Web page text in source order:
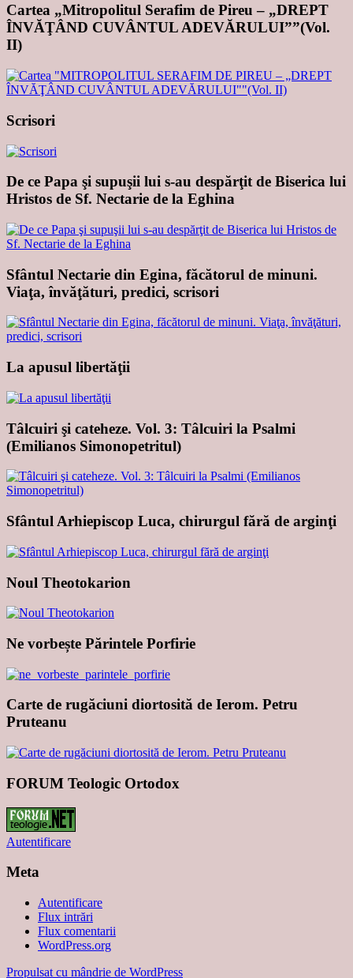
Cartea „Mitropolitul Serafim de Pireu – „DREPT
ÎNVĂŢÂND CUVÂNTUL ADEVĂRULUI””(Vol.
II)
Scrisori
De ce Papa şi supuşii lui s-au despărţit de Biserica lui
Hristos de Sf. Nectarie de la Eghina
Sfântul Nectarie din Egina, făcătorul de minuni.
Viaţa, învăţături, predici, scrisori
La apusul libertăţii
Tâlcuiri şi cateheze. Vol. 3: Tâlcuiri la Psalmi
(Emilianos Simonopetritul)
Sfântul Arhiepiscop Luca, chirurgul fără de arginţi
Noul Theotokarion
Ne vorbește Părintele Porfirie
Carte de rugăciuni diortosită de Ierom. Petru
Pruteanu
FORUM Teologic Ortodox
Autentificare
Meta
Autentificare
Flux intrări
Flux comentarii
WordPress.org
Propulsat cu mândrie de WordPress